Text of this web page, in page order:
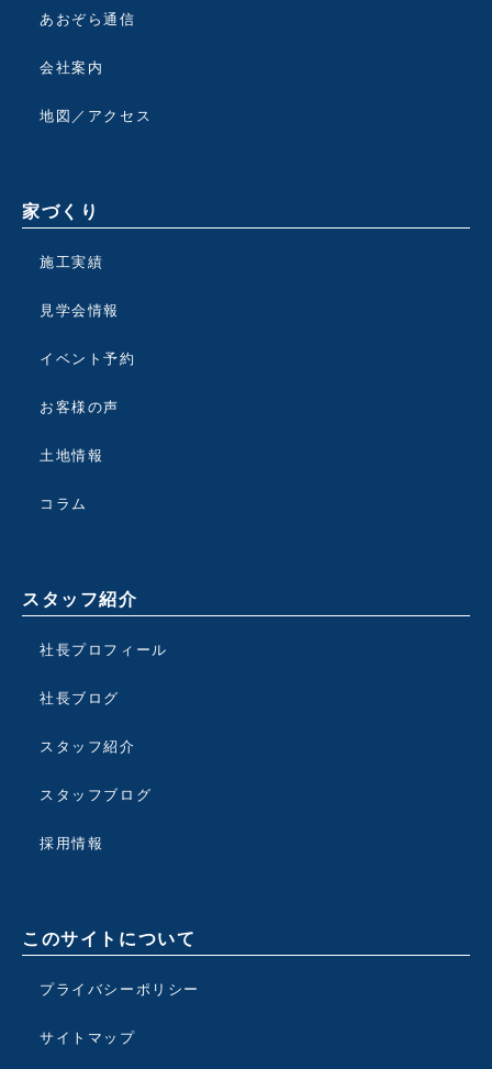
あおぞら通信
会社案内
地図／アクセス
家づくり
施工実績
見学会情報
イベント予約
お客様の声
土地情報
コラム
スタッフ紹介
社長プロフィール
社長ブログ
スタッフ紹介
スタッフブログ
採用情報
このサイトについて
プライバシーポリシー
サイトマップ